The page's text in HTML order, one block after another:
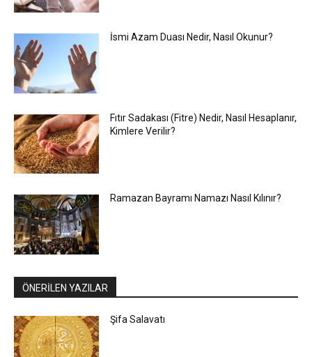
İsmi Azam Duası Nedir, Nasıl Okunur?
Fıtır Sadakası (Fitre) Nedir, Nasıl Hesaplanır,
Kimlere Verilir?
Ramazan Bayramı Namazı Nasıl Kılınır?
ÖNERİLEN YAZILAR
Şifa Salavatı